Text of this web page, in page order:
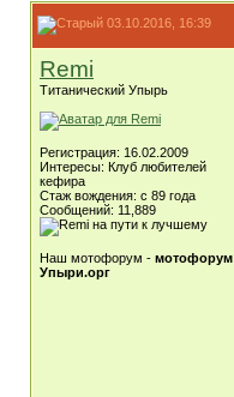
03.10.2016, 16:39
Remi
Титанический Упырь
Регистрация: 16.02.2009
Интересы: Клуб любителей
кефира
Стаж вождения: с 89 года
Сообщений: 11,889
Наш мотофорум - мотофорум
Упыри.орг